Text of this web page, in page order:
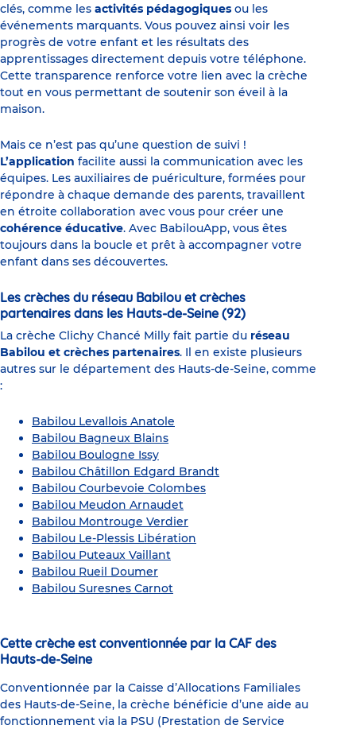
clés, comme les activités pédagogiques ou les
événements marquants. Vous pouvez ainsi voir les
progrès de votre enfant et les résultats des
apprentissages directement depuis votre téléphone.
Cette transparence renforce votre lien avec la crèche
tout en vous permettant de soutenir son éveil à la
maison.
Mais ce n’est pas qu’une question de suivi !
L’application facilite aussi la communication avec les
équipes. Les auxiliaires de puériculture, formées pour
répondre à chaque demande des parents, travaillent
en étroite collaboration avec vous pour créer une
cohérence éducative. Avec BabilouApp, vous êtes
toujours dans la boucle et prêt à accompagner votre
enfant dans ses découvertes.
Les crèches du réseau Babilou et crèches
partenaires dans les Hauts-de-Seine (92)
La crèche Clichy Chancé Milly fait partie du réseau
Babilou et crèches partenaires. Il en existe plusieurs
autres sur le département des Hauts-de-Seine, comme
:
Babilou Levallois Anatole
Babilou Bagneux Blains
Babilou Boulogne Issy
Babilou Châtillon Edgard Brandt
Babilou Courbevoie Colombes
Babilou Meudon Arnaudet
Babilou Montrouge Verdier
Babilou Le-Plessis Libération
Babilou Puteaux Vaillant
Babilou Rueil Doumer
Babilou Suresnes Carnot
Cette crèche est conventionnée par la CAF des
Hauts-de-Seine
Conventionnée par la Caisse d’Allocations Familiales
des Hauts-de-Seine, la crèche bénéficie d’une aide au
fonctionnement via la PSU (Prestation de Service